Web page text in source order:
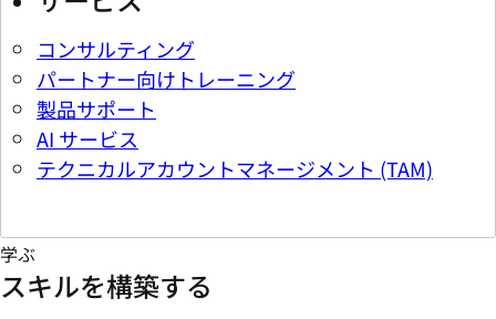
コンサルティング
パートナー向けトレーニング
製品サポート
AI サービス
テクニカルアカウントマネージメント (TAM)
学ぶ
スキルを構築する